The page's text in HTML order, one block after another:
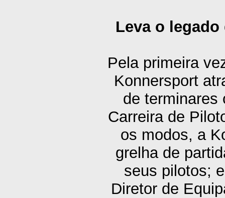
Leva o
Pela primeira
Konnersport
de terminares
Carreira de
os modos, a
grelha de
seus pilotos;
Diretor de